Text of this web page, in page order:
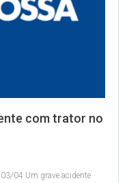
com trator no
03/04 Um grave acidente